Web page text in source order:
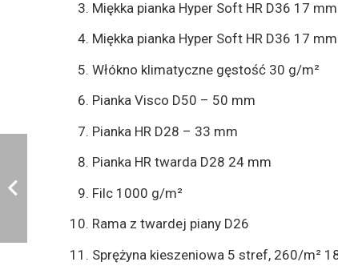
Miękka pianka Hyper Soft HR D36 17 mm
Miękka pianka Hyper Soft HR D36 17 mm
Włókno klimatyczne gęstość 30 g/m²
Pianka Visco D50 – 50 mm
Pianka HR D28 – 33 mm
Pianka HR twarda D28 24 mm
Filc 1000 g/m²
Rama z twardej piany D26
Sprężyna kieszeniowa 5 stref, 260/m²